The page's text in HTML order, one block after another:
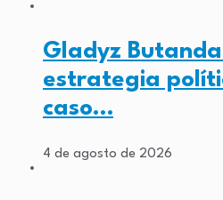
Gladyz
estrategia
caso…
4 de agosto de 2026